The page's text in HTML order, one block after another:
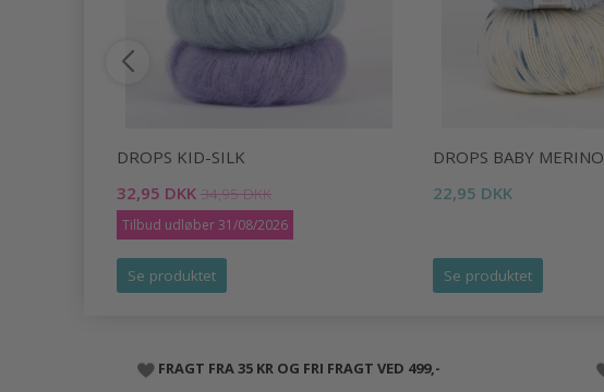
DROPS KID-SILK
32,95 DKK 34,95 DKK
Tilbud udløber 31/08/2026
Se produktet
DROPS BABY MERINO
22,95 DKK
Se produktet
FRAGT FRA 35 KR OG FRI FRAGT VED 499,-